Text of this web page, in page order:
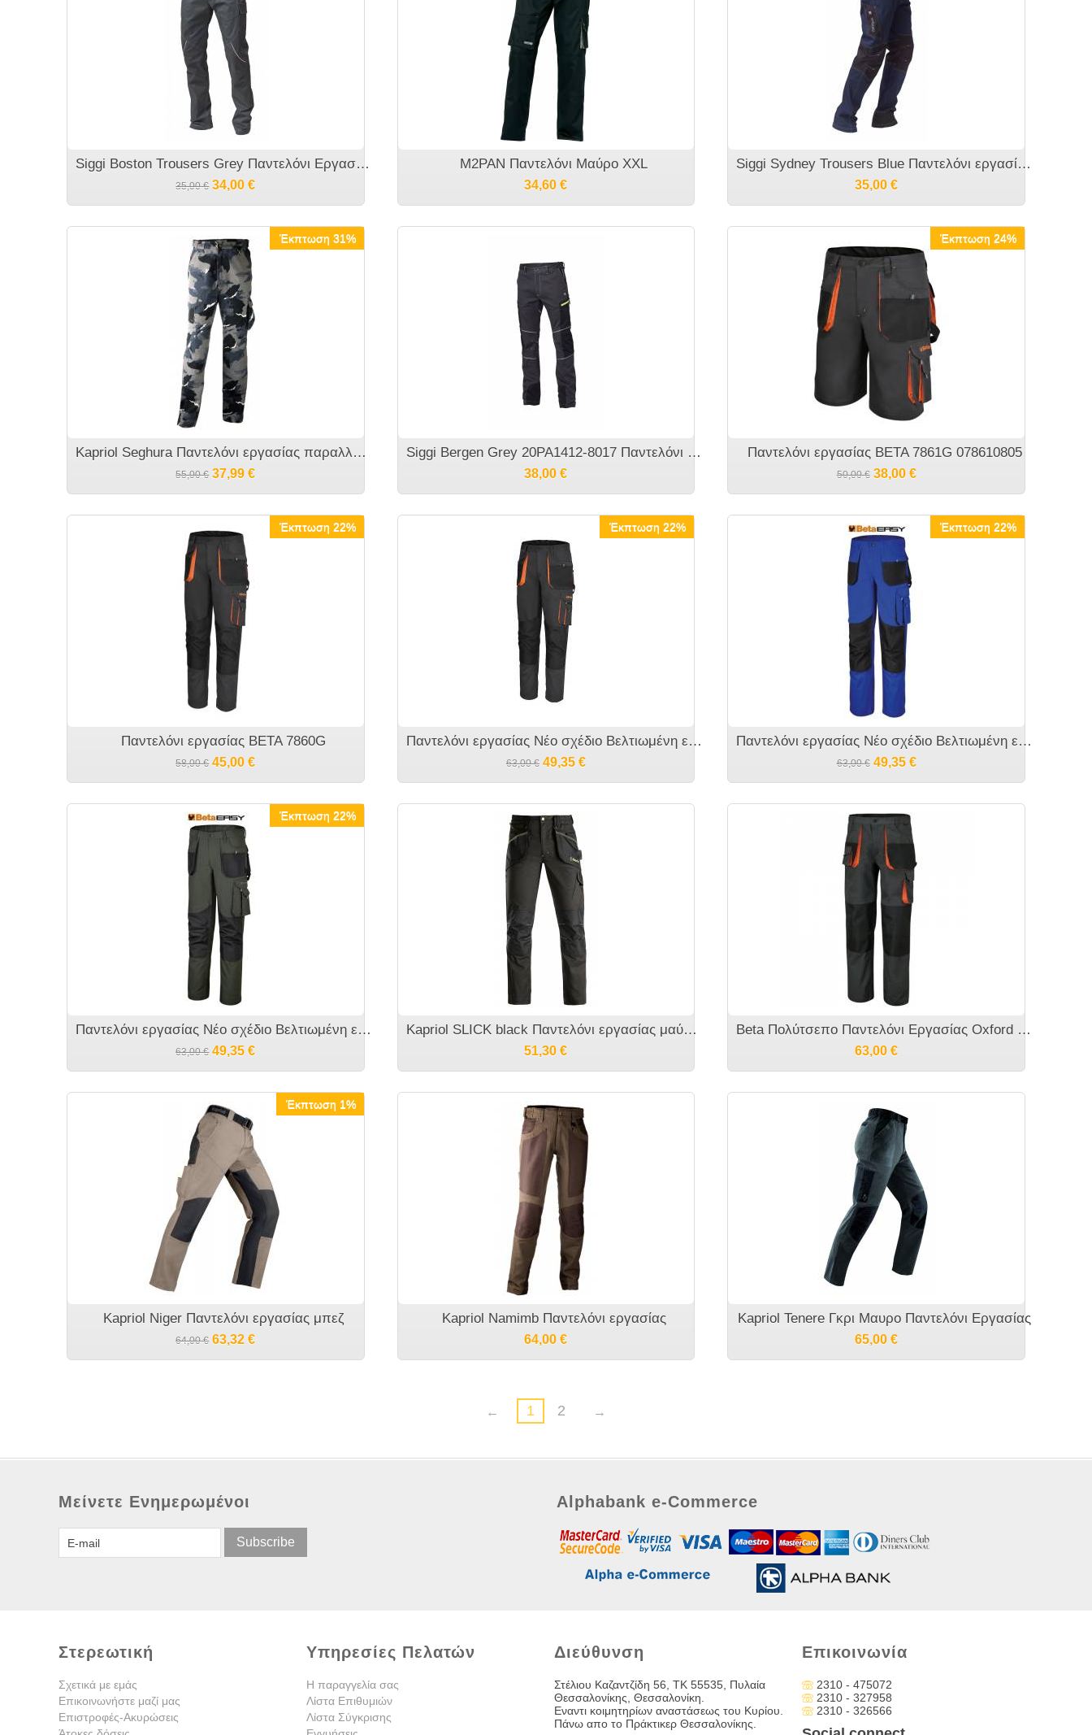
Siggi Boston Trousers Grey Παντελόνι Εργασίας Γκρι
35,00 € 34,00 €
M2PAN Παντελόνι Μαύρο XXL
34,60 €
Siggi Sydney Trousers Blue Παντελόνι εργασίας μπλέ
35,00 €
Έκπτωση 31%
Kapriol Seghura Παντελόνι εργασίας παραλλαγής.
55,00 € 37,99 €
Siggi Bergen Grey 20PA1412-8017 Παντελόνι Εργασίας
38,00 €
Έκπτωση 24%
Παντελόνι εργασίας BETA 7861G 078610805
50,00 € 38,00 €
Έκπτωση 22%
Παντελόνι εργασίας BETA 7860G
58,00 € 45,00 €
Έκπτωση 22%
Παντελόνι εργασίας Νέο σχέδιο Βελτιωμένη εφαρμογή 7900G BETA
63,00 € 49,35 €
Έκπτωση 22%
Παντελόνι εργασίας Νέο σχέδιο Βελτιωμένη εφαρμογή 7900B BETA
63,00 € 49,35 €
Έκπτωση 22%
Παντελόνι εργασίας Νέο σχέδιο Βελτιωμένη εφαρμογή 7900V BETA
63,00 € 49,35 €
Kapriol SLICK black Παντελόνι εργασίας μαύρο με διπλές τσέπες
51,30 €
Beta Πολύτσεπο Παντελόνι Εργασίας Oxford 7900E Easy
63,00 €
Έκπτωση 1%
Kapriol Niger Παντελόνι εργασίας μπεζ
64,00 € 63,32 €
Kapriol Namimb Παντελόνι εργασίας
64,00 €
Kapriol Tenere Γκρι Μαυρο Παντελόνι Εργασίας
65,00 €
1 2
Μείνετε Ενημερωμένοι
Subscribe
Alphabank e-Commerce
Στερεωτική
Σχετικά με εμάς
Επικοινωνήστε μαζί μας
Επιστροφές-Ακυρώσεις
Υπηρεσίες Πελατών
Η παραγγελία σας
Λίστα Επιθυμιών
Λίστα Σύγκρισης
Διεύθυνση
Στέλιου Καζαντζίδη 56, TK 55535, Πυλαία
Θεσσαλονίκης, Θεσσαλονίκη.
Εναντι κοιμητηρίων αναστάσεως του Κυρίου.
Πάνω απο το Πράκτικερ Θεσσαλονίκης.
Επικοινωνία
2310 - 475072
2310 - 327958
2310 - 326566